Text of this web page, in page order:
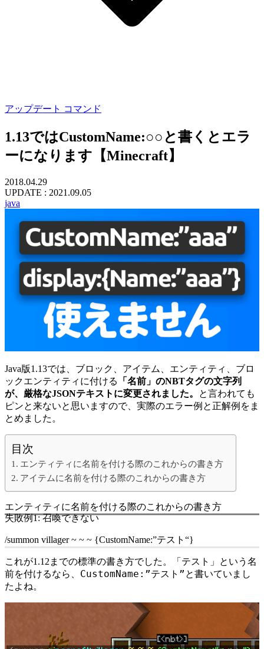
アップデート コマンド
1.13ではCustomName:○○と書くとエラ
ーになります【Minecraft】
2018.04.29
UPDATE : 2021.09.05
java
Java版1.13では、ブロック、アイテム、エンティティ、ブロ
ックエンティティに付ける
「名前」のNBTタグの文字列
が、厳格なJSONテキストに変更されました。
と言われても
ピンと来ないと思いますので、実際のエラー例と正解例をま
とめました。
目次
エンティティに名前を付ける際のこれからの書き方
アイテムに名前を付ける際のこれからの書き方
エンティティに名前を付ける際のこれからの書き方
失敗例1: 召喚できない
/summon villager ~ ~ ~ {CustomName:”テスト “}
これが1.12までの標準の書き方でした。「テスト」という名
前を付けるなら、 CustomName:”テスト” と書いていまし
たよね。